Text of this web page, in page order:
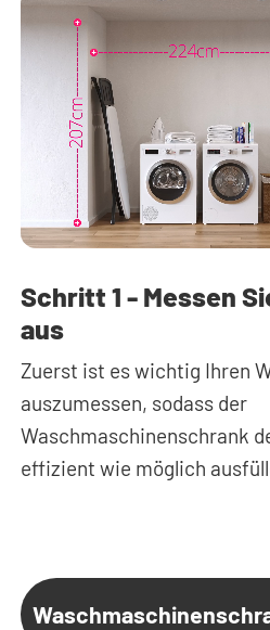
Schritt 1 - Messen
aus
Zuerst ist es wichtig Ihren
auszumessen, sodass der
Waschmaschinenschrank
effizient wie möglich